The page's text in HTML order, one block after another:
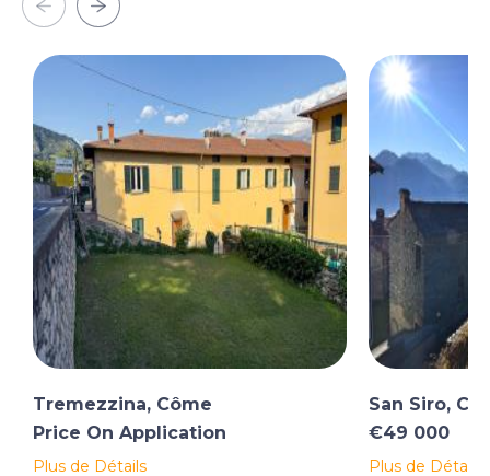
Tremezzina, Côme
Price On Application
Plus de Détails
San Siro,
€49 000
Plus de Détails